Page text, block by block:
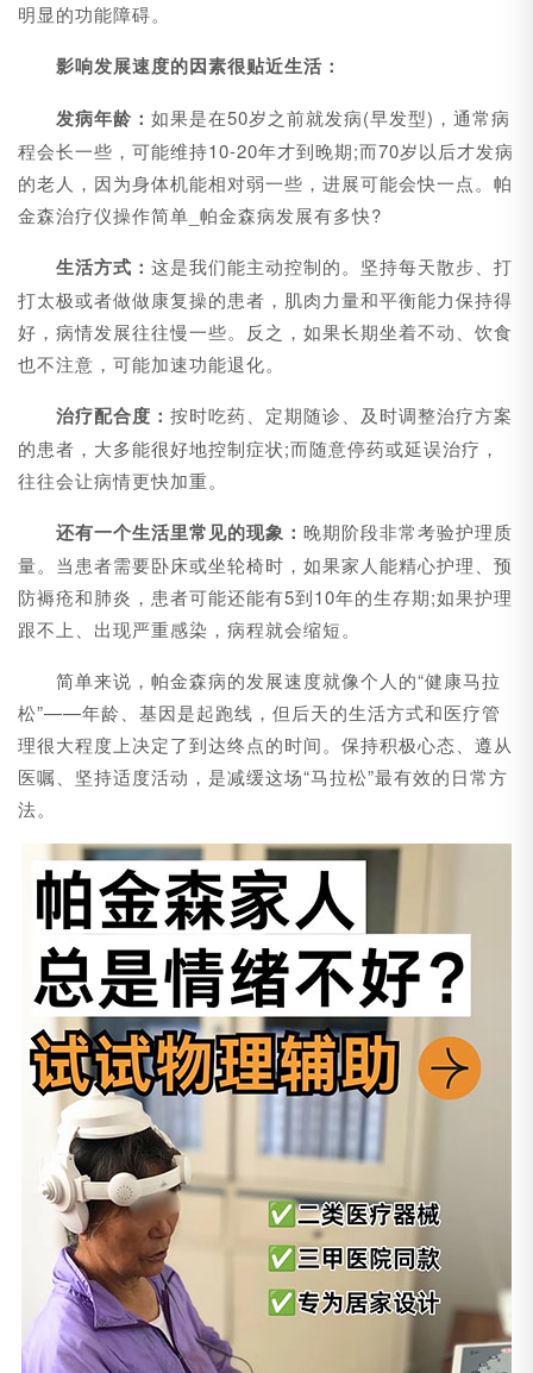
明显的功能障碍。
影响发展速度的因素很贴近生活：
发病年龄： 如果是在50岁之前就发病(早发型)，通常病
程会长一些，可能维持10-20年才到晚期;而70岁以后才发病
的老人，因为身体机能相对弱一些，进展可能会快一点。帕
金森治疗仪操作简单_帕金森病发展有多快?
生活方式： 这是我们能主动控制的。坚持每天散步、打
打太极或者做做康复操的患者，肌肉力量和平衡能力保持得
好，病情发展往往慢一些。反之，如果长期坐着不动、饮食
也不注意，可能加速功能退化。
治疗配合度： 按时吃药、定期随诊、及时调整治疗方案
的患者，大多能很好地控制症状;而随意停药或延误治疗，
往往会让病情更快加重。
还有一个生活里常见的现象： 晚期阶段非常考验护理质
量。当患者需要卧床或坐轮椅时，如果家人能精心护理、预
防褥疮和肺炎，患者可能还能有5到10年的生存期;如果护理
跟不上、出现严重感染，病程就会缩短。
简单来说，帕金森病的发展速度就像个人的“健康马拉
松”——年龄、基因是起跑线，但后天的生活方式和医疗管
理很大程度上决定了到达终点的时间。保持积极心态、遵从
医嘱、坚持适度活动，是减缓这场“马拉松”最有效的日常方
法。